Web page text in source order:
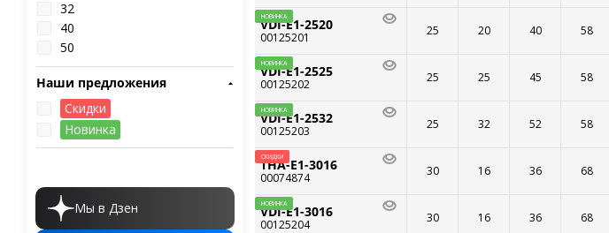
НОВИНКА
VDI-E1-2520
00125201 25 20 40 58
НОВИНКА
VDI-E1-2525
00125202 25 25 45 58
НОВИНКА
VDI-E1-2532
00125203 25 32 52 58
СКИДКИ
THA-E1-3016
00074874 30 16 36 68
НОВИНКА
VDI-E1-3016
00125204 30 16 36 68
32
40
50
Наши предложения
Скидки
Новинка
Мы в Дзен